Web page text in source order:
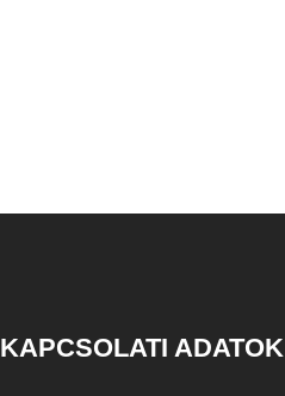
KAPCSOLATI ADATOK